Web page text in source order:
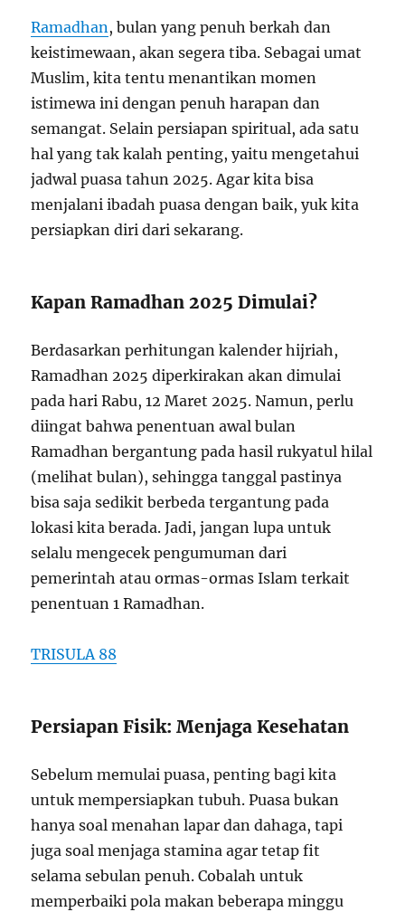
Ramadhan, bulan yang penuh berkah dan
keistimewaan, akan segera tiba. Sebagai umat
Muslim, kita tentu menantikan momen
istimewa ini dengan penuh harapan dan
semangat. Selain persiapan spiritual, ada satu
hal yang tak kalah penting, yaitu mengetahui
jadwal puasa tahun 2025. Agar kita bisa
menjalani ibadah puasa dengan baik, yuk kita
persiapkan diri dari sekarang.
Kapan Ramadhan 2025 Dimulai?
Berdasarkan perhitungan kalender hijriah,
Ramadhan 2025 diperkirakan akan dimulai
pada hari Rabu, 12 Maret 2025. Namun, perlu
diingat bahwa penentuan awal bulan
Ramadhan bergantung pada hasil rukyatul hilal
(melihat bulan), sehingga tanggal pastinya
bisa saja sedikit berbeda tergantung pada
lokasi kita berada. Jadi, jangan lupa untuk
selalu mengecek pengumuman dari
pemerintah atau ormas-ormas Islam terkait
penentuan 1 Ramadhan.
TRISULA 88
Persiapan Fisik: Menjaga Kesehatan
Sebelum memulai puasa, penting bagi kita
untuk mempersiapkan tubuh. Puasa bukan
hanya soal menahan lapar dan dahaga, tapi
juga soal menjaga stamina agar tetap fit
selama sebulan penuh. Cobalah untuk
memperbaiki pola makan beberapa minggu